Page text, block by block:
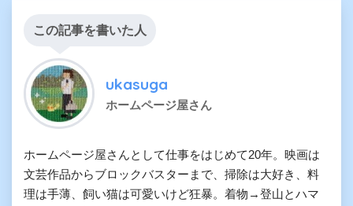
この記事を書いた人
ukasuga
ホームページ屋さん
ホームページ屋さんとして仕事をはじめて20年。映画は
文芸作品からブロックバスターまで、掃除は大好き、料
理は手薄、飼い猫は可愛いけど狂暴。着物→登山とハマ